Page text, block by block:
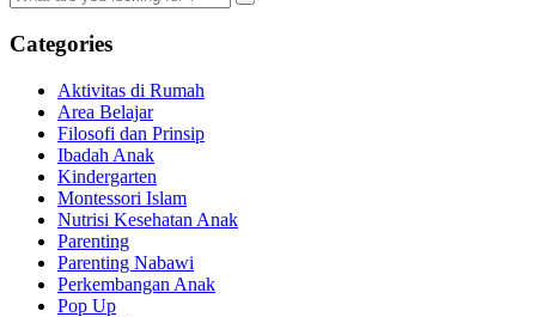
Categories
Aktivitas di Rumah
Area Belajar
Filosofi dan Prinsip
Ibadah Anak
Kindergarten
Montessori Islam
Nutrisi Kesehatan Anak
Parenting
Parenting Nabawi
Perkembangan Anak
Pop Up